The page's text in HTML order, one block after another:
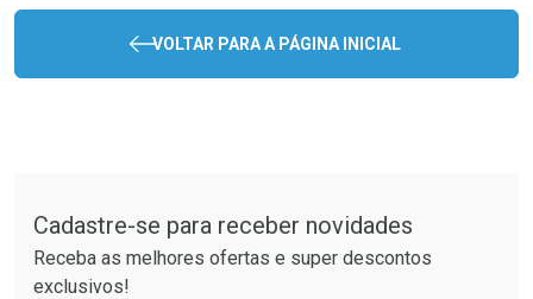
VOLTAR PARA A PÁGINA INICIAL
Cadastre-se para receber novidades
Receba as melhores ofertas e super descontos
exclusivos!